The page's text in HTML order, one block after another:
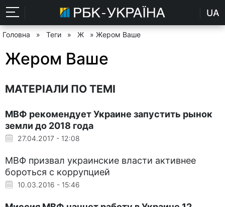
UA
Головна » Теги » Ж » Жером Ваше
Жером Ваше
МАТЕРІАЛИ ПО ТЕМІ
МВФ рекомендует Украине запустить рынок
земли до 2018 года
27.04.2017 - 12:08
МВФ призвал украинские власти активнее
бороться с коррупцией
10.03.2016 - 15:46